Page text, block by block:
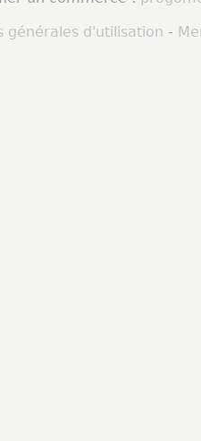
générales d'utilisation -